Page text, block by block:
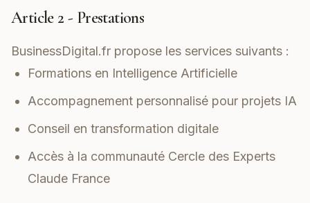
Article 2 - Prestations
BusinessDigital.fr propose les services suivants :
Formations en Intelligence Artificielle
Accompagnement personnalisé pour projets IA
Conseil en transformation digitale
Accès à la communauté Cercle des Experts
Claude France